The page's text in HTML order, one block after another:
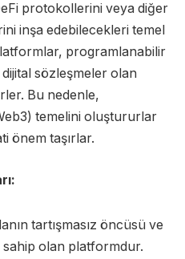
protokollerini veya diğer
inşa edebilecekleri temel
programlanabilir
sözleşmeler olan
Bu nedenle,
temelini oluştururlar
önem taşırlar.
tartışmasız öncüsü ve
olan platformdur.